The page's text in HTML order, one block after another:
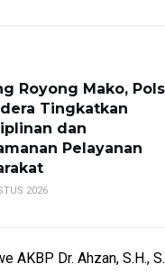
Royong Mako,
Tingkatkan
dan
Pelayanan
2026
AKBP Dr. Ahzan, S.H.,